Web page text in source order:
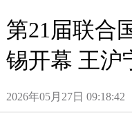
第21届联合
锡开幕王沪
2026年05月27日09:18:42